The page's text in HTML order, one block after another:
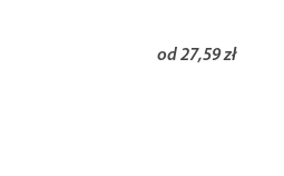
od 27,59 zł